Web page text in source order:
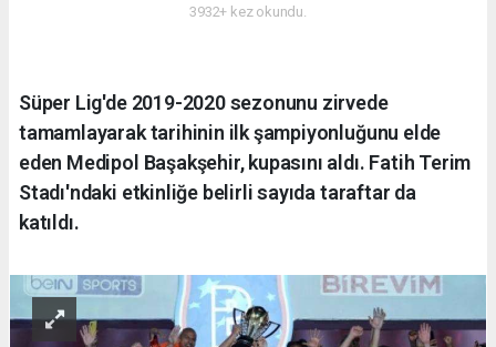
3932+ kez okundu.
Süper Lig'de 2019-2020 sezonunu zirvede
tamamlayarak tarihinin ilk şampiyonluğunu elde
eden Medipol Başakşehir, kupasını aldı. Fatih Terim
Stadı'ndaki etkinliğe belirli sayıda taraftar da
katıldı.